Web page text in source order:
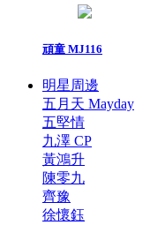
頑童 MJ116
明星周邊
五月天 Mayday
五堅情
九澤 CP
黃鴻升
陳零九
齊豫
徐懷鈺